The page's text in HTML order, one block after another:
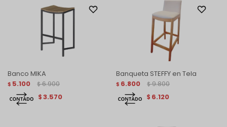
Banco MIKA
$ 5.100 $ 6.900
$3.570
Banqueta STEFFY en Tela
$ 6.800 $ 9.800
$ 6.120